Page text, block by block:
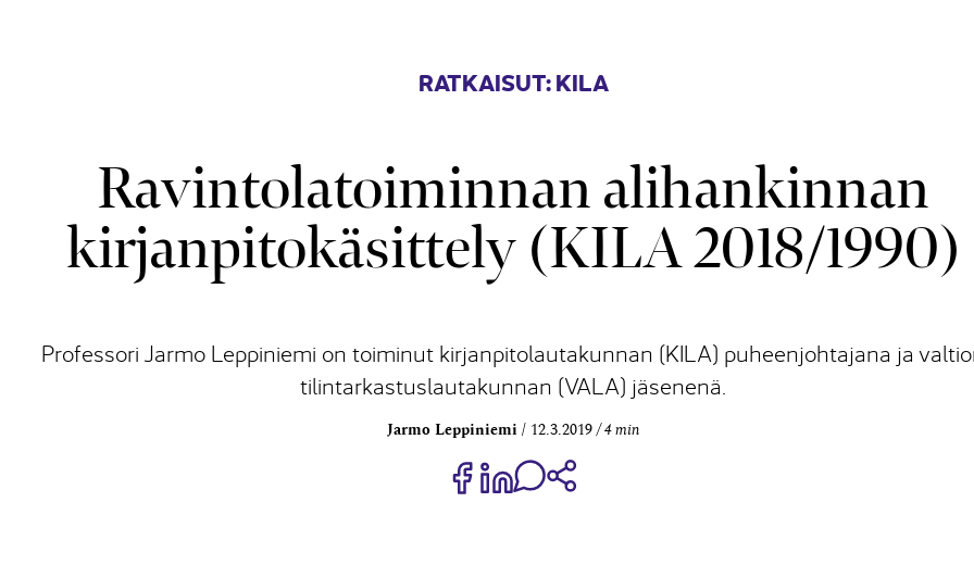
RATKAISUT: KILA
Ravintolatoiminnan alihankinnan
kirjanpito­käsittely (KILA 2018/1990)
Professori Jarmo Leppiniemi on toiminut kirjanpitolautakunnan (KILA) puheenjohtajana ja
tilintarkastuslautakunnan (VALA) jäsenenä.
Jarmo Leppiniemi 12.3.2019 4 min
Jaa Share on Facebook
Jaa Share on LinkedIn
Jaa WhatsApp-viestinä